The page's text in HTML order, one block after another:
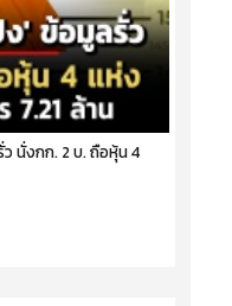
นั่งกก. 2 บ. ถือหุ้น 4